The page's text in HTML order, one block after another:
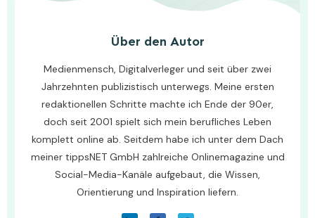
Über den Autor
Medienmensch, Digitalverleger und seit über zwei
Jahrzehnten publizistisch unterwegs. Meine ersten
redaktionellen Schritte machte ich Ende der 90er,
doch seit 2001 spielt sich mein berufliches Leben
komplett online ab. Seitdem habe ich unter dem Dach
meiner tippsNET GmbH zahlreiche Onlinemagazine und
Social-Media-Kanäle aufgebaut, die Wissen,
Orientierung und Inspiration liefern.